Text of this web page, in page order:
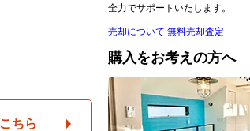
ちら
全力でサポートいたします。
売却について 無料売却査定
購入をお考えの方へ